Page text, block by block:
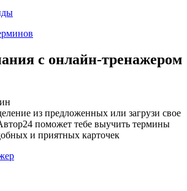
с онлайн-тренажером
из предложенных или загрузи свое
поможет тебе выучить термины
и приятных карточек